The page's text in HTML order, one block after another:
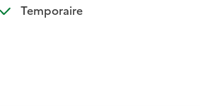
Temporaire: disponible